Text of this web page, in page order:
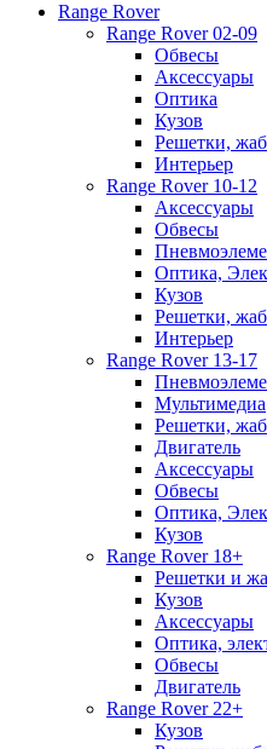
Range Rover
Range Rover 02-09
Обвесы
Аксессуары
Оптика
Кузов
Решетки,
Интерьер
Range Rover 10-12
Аксессуары
Обвесы
Оптика,
Кузов
Решетки,
Интерьер
Range Rover 13-17
Мультимедиа
Решетки,
Двигатель
Аксессуары
Обвесы
Оптика,
Кузов
Range Rover 18+
Решетки и
Кузов
Аксессуары
Оптика,
Обвесы
Двигатель
Range Rover 22+
Кузов